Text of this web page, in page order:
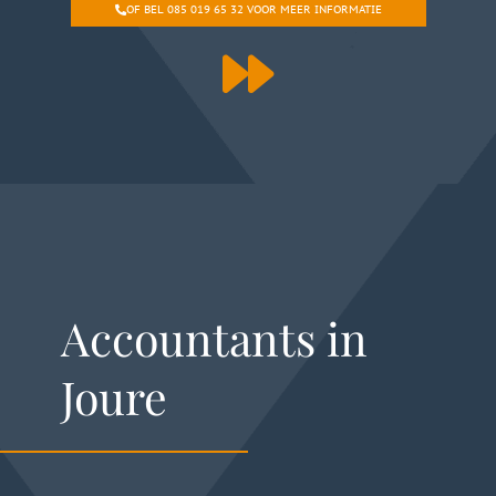
OF BEL 085 019 65 32 VOOR MEER INFORMATIE
Accountants in
Joure